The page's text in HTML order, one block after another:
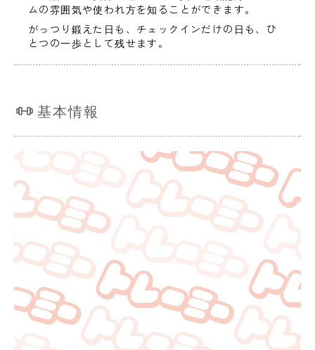
ムの雰囲気や使われ方を知ることができます。
がっつり鍛えた日も、チェックインだけの日も、ひ
とつの一歩として残せます。
基本情報